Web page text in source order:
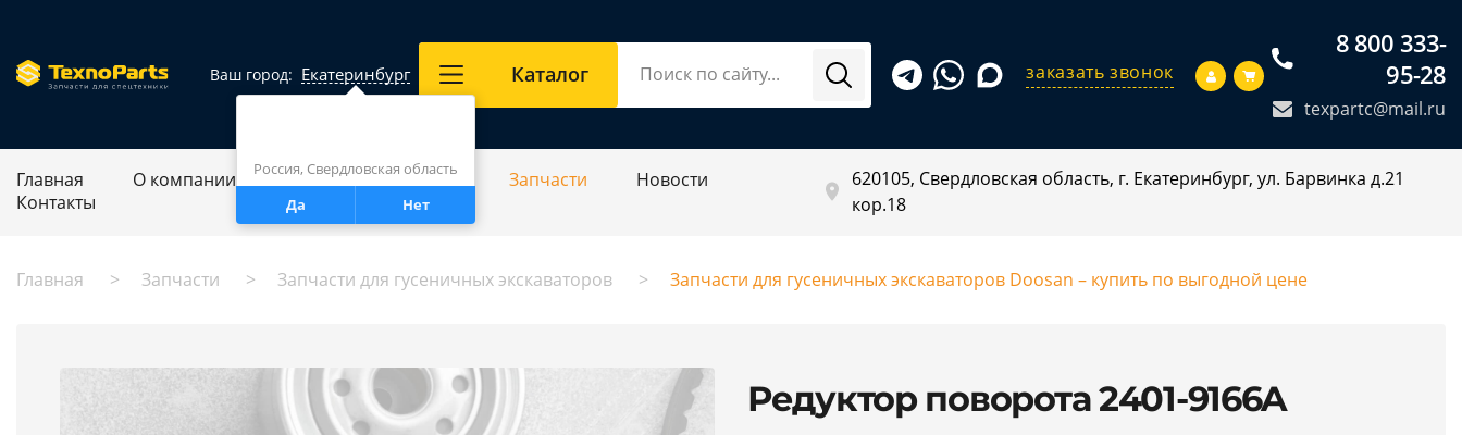
Ваш город: Екатеринбург
Россия, Свердловская область
Да
Нет
Каталог заказать звонок
8 800 333-
95-28
texpartc@mail.ru
Главная О компании Ремонт спецтехники Запчасти
Новости
Контакты
620105, Свердловская область, г. Екатеринбург, ул. Барвинка д.21
кор.18
Главная Запчасти Запчасти для гусеничных экскаваторов Запчасти для гусеничных экскаваторов Doosan – купить по выгодной цене
Редуктор поворота 2401-9166A